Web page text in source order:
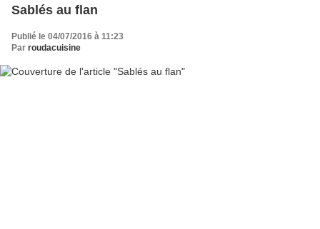
Sablés au flan
Publié le 04/07/2016 à 11:23
Par roudacuisine